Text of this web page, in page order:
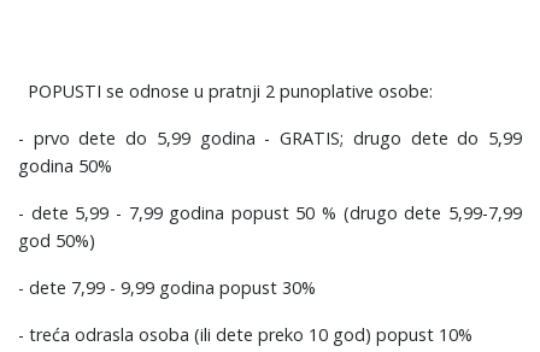
POPUSTI se odnose u pratnji 2 punoplative osobe:
- prvo dete do 5,99 godina - GRATIS; drugo dete do 5,99
godina 50%
- dete 5,99 - 7,99 godina popust 50 % (drugo dete 5,99-7,99
god 50%)
- dete 7,99 - 9,99 godina popust 30%
- treća odrasla osoba (ili dete preko 10 god) popust 10%